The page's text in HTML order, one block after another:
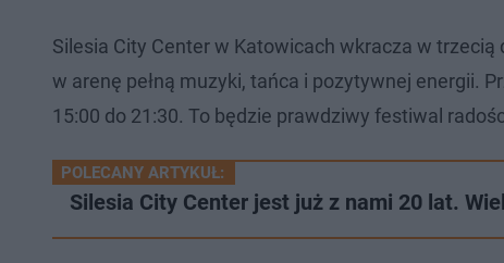
Silesia City Center w Katowicach wkracza w
w arenę pełną muzyki, tańca i pozytywnej energii.
15:00 do 21:30. To będzie prawdziwy festiwal
POLECANY ARTYKUŁ:
Silesia City Center jest już z nami 20 lat.